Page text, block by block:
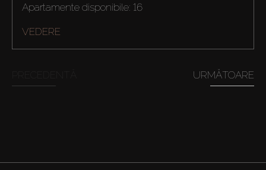
Apartamente disponibile: 16
VEDERE
URMĂTOARE